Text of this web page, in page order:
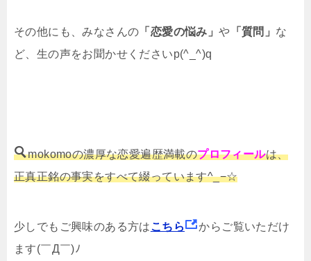
その他にも、みなさんの 「恋愛の悩み」や 「質問」 な
ど、生の声をお聞かせくださいp(^_^)q
mokomoの濃厚な恋愛遍歴満載のプロフィールは、
正真正銘の事実をすべて綴っています^_−☆
少しでもご興味のある方はこちら
からご覧いただけ
ます(￣Д￣)ﾉ